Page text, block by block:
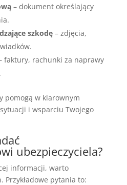
– dokument określający
szkodę– zdjęcia,
faktury, rachunki za naprawy
pomogą w klarownym
i wsparciu Twojego
ubezpieczyciela?
informacji, warto
Przykładowe pytania to: